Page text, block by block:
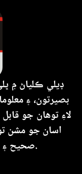
ڊيلي ڪلياڻ ۾
بصيرتون، ۽
لاءِ توهان جو
اسان جو مشن
صحيح ۽ بروقت خبرون پهچائڻ آهي.